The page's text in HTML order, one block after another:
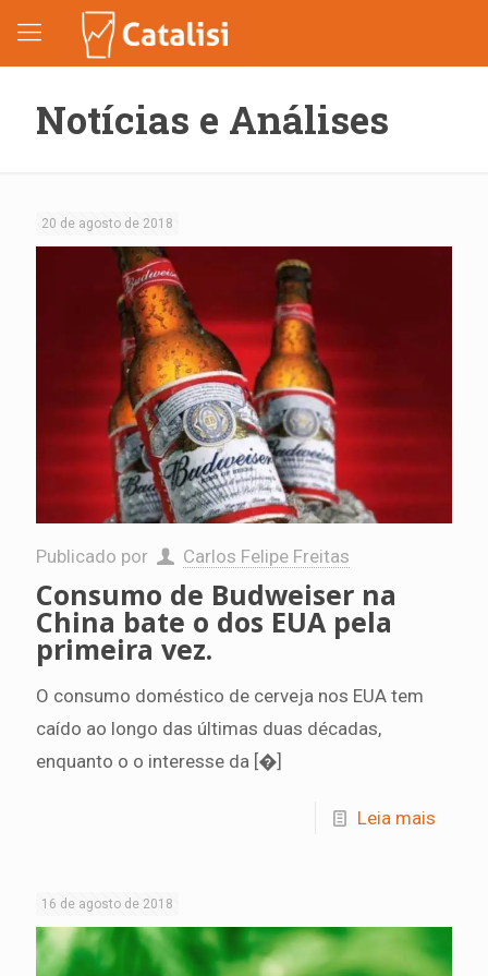
Notícias e Análises
20 de agosto de 2018
Publicado por Carlos Felipe Freitas
Consumo de Budweiser na
China bate o dos EUA pela
primeira vez.
O consumo doméstico de cerveja nos EUA tem
caído ao longo das últimas duas décadas,
enquanto o o interesse da [�]
Leia mais
16 de agosto de 2018